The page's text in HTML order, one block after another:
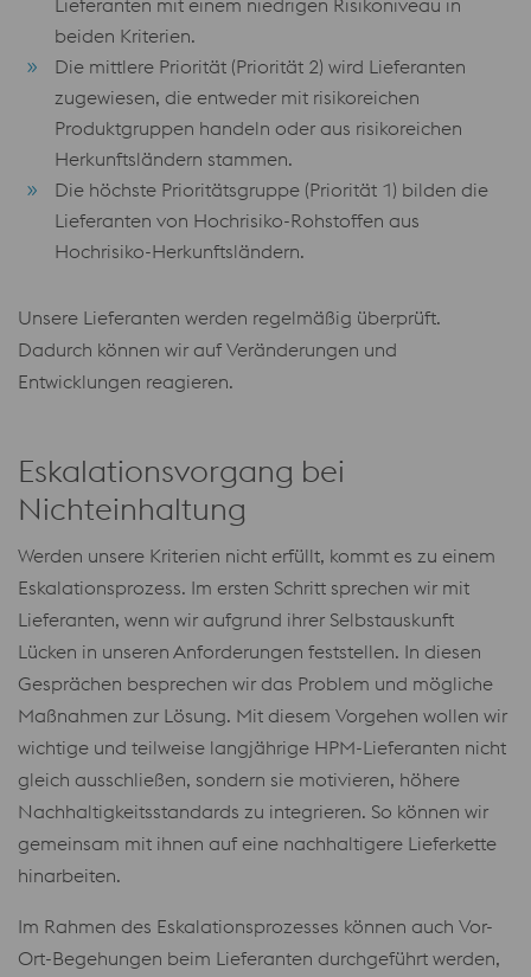
Lieferanten mit einem niedrigen Risikoniveau in
beiden Kriterien.
Die mittlere Priorität (Priorität 2) wird Lieferanten
zugewiesen, die entweder mit risikoreichen
Produktgruppen handeln oder aus risikoreichen
Herkunftsländern stammen.
Die höchste Prioritätsgruppe (Priorität 1) bilden die
Lieferanten von Hochrisiko-Rohstoffen aus
Hochrisiko-Herkunftsländern.
Unsere Lieferanten werden regelmäßig überprüft.
Dadurch können wir auf Veränderungen und
Entwicklungen reagieren.
Eskalationsvorgang bei
Nichteinhaltung
Werden unsere Kriterien nicht erfüllt, kommt es zu einem
Eskalationsprozess. Im ersten Schritt sprechen wir mit
Lieferanten, wenn wir aufgrund ihrer Selbstauskunft
Lücken in unseren Anforderungen feststellen. In diesen
Gesprächen besprechen wir das Problem und mögliche
Maßnahmen zur Lösung. Mit diesem Vorgehen wollen wir
wichtige und teilweise langjährige HPM-Lieferanten nicht
gleich ausschließen, sondern sie motivieren, höhere
Nachhaltigkeitsstandards zu integrieren. So können wir
gemeinsam mit ihnen auf eine nachhaltigere Lieferkette
hinarbeiten.
Im Rahmen des Eskalationsprozesses können auch Vor-
Ort-Begehungen beim Lieferanten durchgeführt werden,